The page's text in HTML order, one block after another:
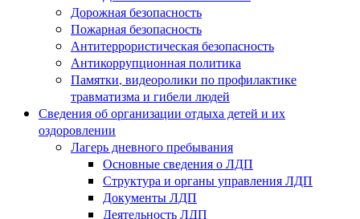
Дорожная безопасность
Пожарная безопасность
Антитеррористическая безопасность
Антикоррупционная политика
Памятки, видеоролики по профилактике
травматизма и гибели людей
Сведения об организации отдыха детей и их
оздоровлении
Лагерь дневного пребывания
Основные сведения о ЛДП
Структура и органы управления ЛДП
Документы ЛДП
Деятельность ЛДП